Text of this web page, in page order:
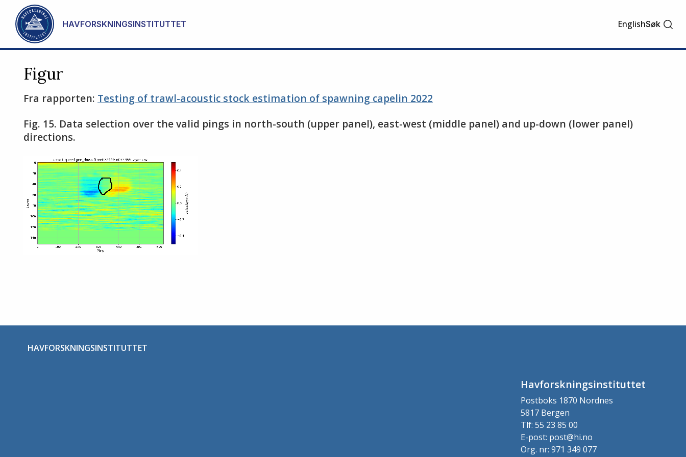
Gå til hovedinnhold
HAVFORSKNINGSINSTITUTTET EnglishSøk
Figur
Fra rapporten: Testing of trawl-acoustic stock estimation of spawning capelin 2022
Fig. 15. Data selection over the valid pings in north-south (upper panel), east-west (middle panel) and up-down (lower panel)
directions.
HAVFORSKNINGSINSTITUTTET
Havforskningsinstituttet
Postboks 1870 Nordnes
5817 Bergen
Tlf: 55 23 85 00
E-post: post@hi.no
Org. nr: 971 349 077